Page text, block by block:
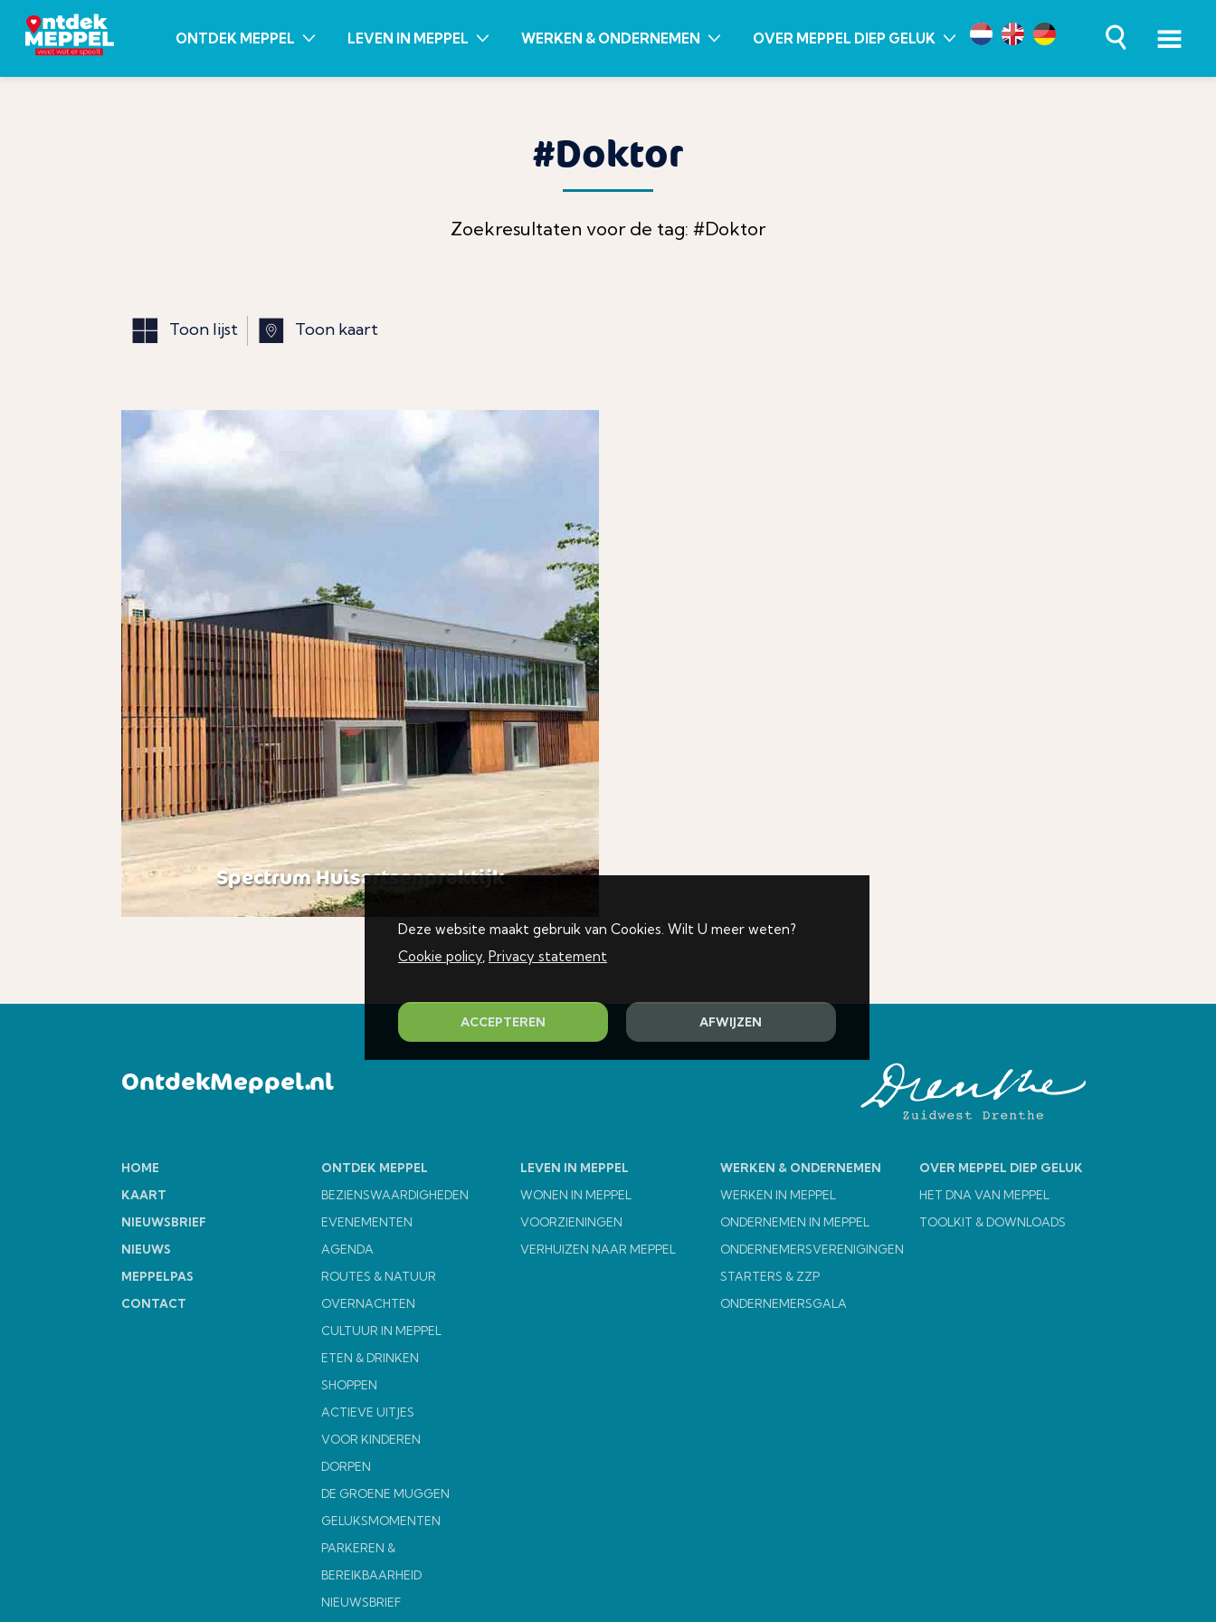
Deze website maakt gebruik van Cookies. Wilt U meer weten?
Cookie policy,Privacy statement
ACCEPTEREN AFWIJZEN
ONTDEK MEPPEL LEVEN IN MEPPEL WERKEN & ONDERNEMEN OVER MEPPEL DIEP GELUK
#Doktor
Zoekresultaten voor de tag: #Doktor
Toon lijst Toon kaart
Spectrum Huisartsenpraktijk
OntdekMeppel.nl
HOME
KAART
NIEUWSBRIEF
NIEUWS
MEPPELPAS
CONTACT
ONTDEK MEPPEL
BEZIENSWAARDIGHEDEN
EVENEMENTEN
AGENDA
ROUTES & NATUUR
OVERNACHTEN
CULTUUR IN MEPPEL
ETEN & DRINKEN
SHOPPEN
ACTIEVE UITJES
VOOR KINDEREN
DORPEN
DE GROENE MUGGEN
GELUKSMOMENTEN
PARKEREN &
BEREIKBAARHEID
NIEUWSBRIEF
LEVEN IN MEPPEL
WONEN IN MEPPEL
VOORZIENINGEN
VERHUIZEN NAAR MEPPEL
WERKEN & ONDERNEMEN
WERKEN IN MEPPEL
ONDERNEMEN IN MEPPEL
ONDERNEMERSVERENIGINGEN
STARTERS & ZZP
ONDERNEMERSGALA
OVER MEPPEL DIEP GELUK
HET DNA VAN MEPPEL
TOOLKIT & DOWNLOADS